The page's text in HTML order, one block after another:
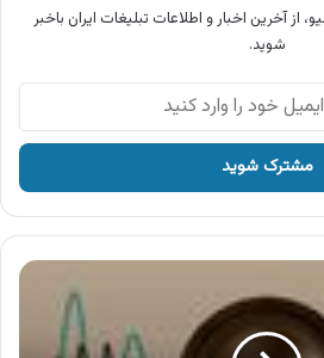
از آخرین اخبار و اطلاعات تبلیغات ایران باخبر
شوید.